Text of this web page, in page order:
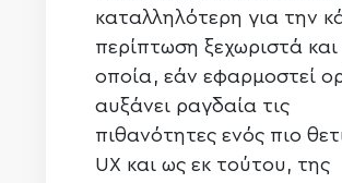
καταλληλότερη για την
περίπτωση ξεχωριστά και
οποία, εάν εφαρμοστεί
αυξάνει ραγδαία τις
πιθανότητες ενός πιο
UX και ως εκ τούτου, της